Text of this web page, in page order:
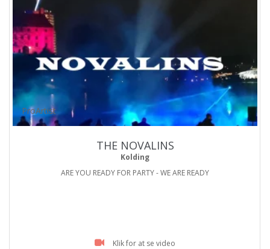
ProArtist
THE NOVALINS
Kolding
ARE YOU READY FOR PARTY - WE ARE READY
Klik for at se video